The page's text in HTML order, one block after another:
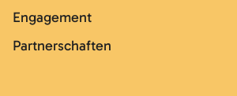
Engagement
Partnerschaften